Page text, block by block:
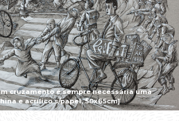
cruzamento é sempre necessária uma
e acrílico s/papel, 50x65cm]